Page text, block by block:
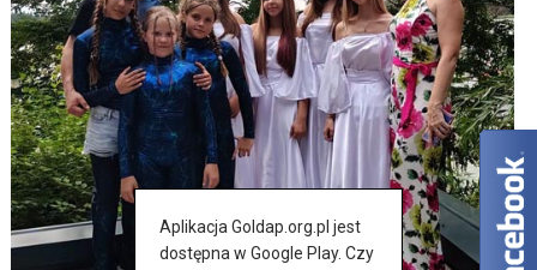
Aplikacja Goldap.org.pl jest
dostępna w Google Play. Czy